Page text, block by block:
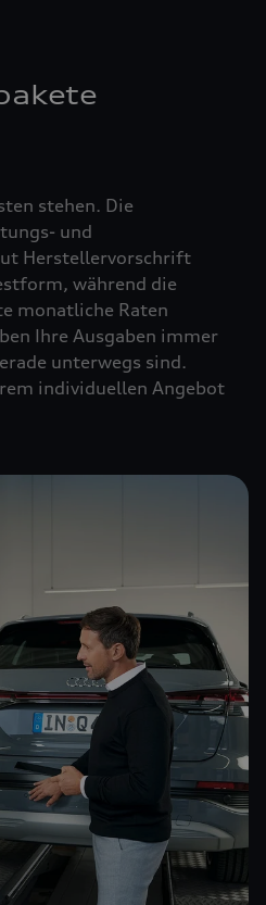
stehen. Die
und
Herstellervorschrift
während die
monatliche Raten
Ihre Ausgaben immer
unterwegs sind.
individuellen Angebot